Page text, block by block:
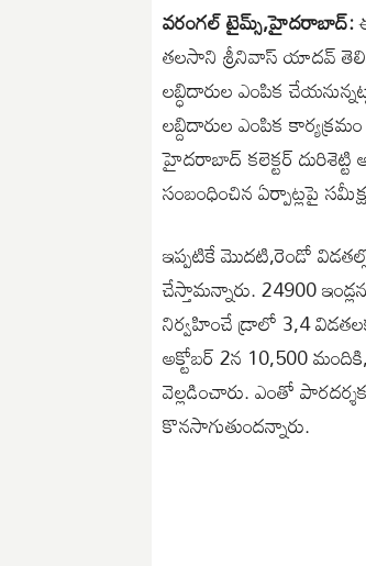
వరంగల్ టైమ్స్,హైదరాబాద్:
తలసాని శ్రీనివాస్ యాదవ్
లబ్ధిదారుల ఎంపిక
లబ్దిదారుల ఎంపిక
హైదరాబాద్ కలెక్టర్
సంబంధించిన ఏర్పాట్లపై
ఇప్పటికే మొదటి,రెండో
చేస్తామన్నారు. 24900
నిర్వహించే డ్రాలో 3,4
అక్టోబర్ 2న 10,500
వెల్లడించారు. ఎంతో
కొనసాగుతుందన్నారు.